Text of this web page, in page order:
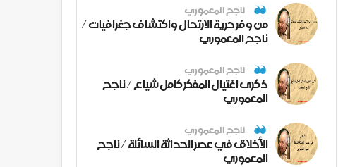
ناجح المعموري
من وفر حرية الارتحال واكتشاف جغرافيات /
ناجح المعموري
ناجح المعموري
ذكرى اغتيال المفكر كامل شياع / ناجح
المعموري
ناجح المعموري
الأخلاق في عصر الحداثة السائلة / ناجح
المعموري